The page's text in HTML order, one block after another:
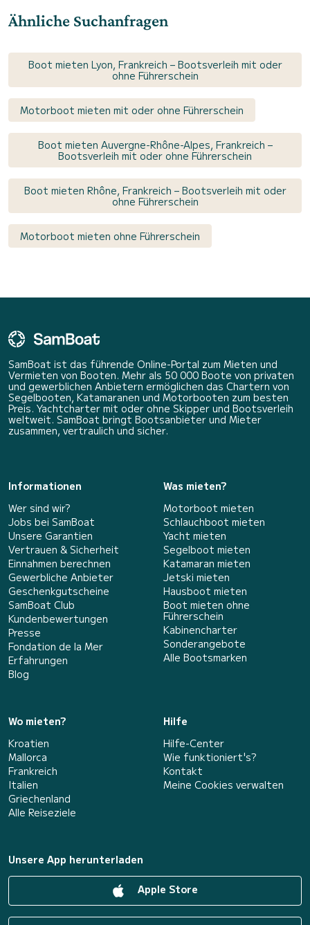
Ähnliche Suchanfragen
Boot mieten Lyon, Frankreich – Bootsverleih mit oder
ohne Führerschein
Motorboot mieten mit oder ohne Führerschein
Boot mieten Auvergne-Rhône-Alpes, Frankreich –
Bootsverleih mit oder ohne Führerschein
Boot mieten Rhône, Frankreich – Bootsverleih mit oder
ohne Führerschein
Motorboot mieten ohne Führerschein
SamBoat ist das führende Online-Portal zum Mieten und
Vermieten von Booten. Mehr als 50 000 Boote von privaten
und gewerblichen Anbietern ermöglichen das Chartern von
Segelbooten, Katamaranen und Motorbooten zum besten
Preis. Yachtcharter mit oder ohne Skipper und Bootsverleih
weltweit. SamBoat bringt Bootsanbieter und Mieter
zusammen, vertraulich und sicher.
Informationen
Wer sind wir?
Jobs bei SamBoat
Unsere Garantien
Vertrauen & Sicherheit
Einnahmen berechnen
Gewerbliche Anbieter
Geschenkgutscheine
SamBoat Club
Kundenbewertungen
Presse
Fondation de la Mer
Erfahrungen
Blog
Was mieten?
Motorboot mieten
Schlauchboot mieten
Yacht mieten
Segelboot mieten
Katamaran mieten
Jetski mieten
Hausboot mieten
Boot mieten ohne
Führerschein
Kabinencharter
Sonderangebote
Alle Bootsmarken
Wo mieten?
Kroatien
Mallorca
Frankreich
Italien
Griechenland
Alle Reiseziele
Hilfe
Hilfe-Center
Wie funktioniert's?
Kontakt
Meine Cookies verwalten
Unsere App herunterladen
Apple Store